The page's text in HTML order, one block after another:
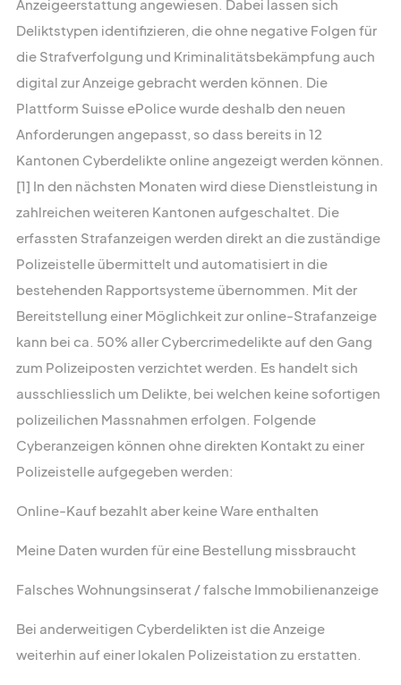
Speichergasse 6
3011 Bern
Schweiz
+41 (0)31 512 87 20
info@kkpks.ch
Medienanfragen bitte direkt an:
Anzeigeerstattung angewiesen. Dabei lassen sich
Deliktstypen identifizieren, die ohne negative Folgen für
die Strafverfolgung und Kriminalitätsbekämpfung auch
digital zur Anzeige gebracht werden können. Die
Plattform Suisse ePolice wurde deshalb den neuen
Anforderungen angepasst, so dass bereits in 12
Kantonen Cyberdelikte online angezeigt werden können.
[1] In den nächsten Monaten wird diese Dienstleistung in
zahlreichen weiteren Kantonen aufgeschaltet. Die
erfassten Strafanzeigen werden direkt an die zuständige
Polizeistelle übermittelt und automatisiert in die
bestehenden Rapportsysteme übernommen. Mit der
Bereitstellung einer Möglichkeit zur online-Strafanzeige
kann bei ca. 50% aller Cybercrimedelikte auf den Gang
zum Polizeiposten verzichtet werden. Es handelt sich
ausschliesslich um Delikte, bei welchen keine sofortigen
polizeilichen Massnahmen erfolgen. Folgende
Cyberanzeigen können ohne direkten Kontakt zu einer
Polizeistelle aufgegeben werden:
Online-Kauf bezahlt aber keine Ware enthalten
Meine Daten wurden für eine Bestellung missbraucht
Falsches Wohnungsinserat / falsche Immobilienanzeige
Bei anderweitigen Cyberdelikten ist die Anzeige
weiterhin auf einer lokalen Polizeistation zu erstatten.